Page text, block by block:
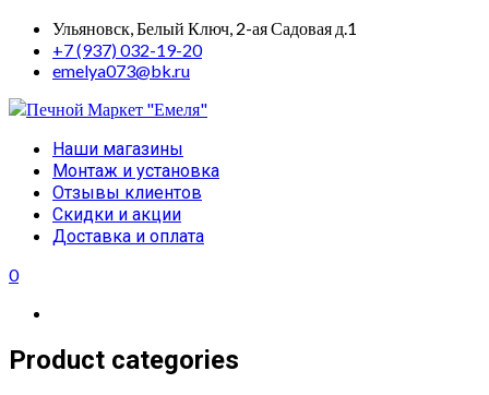
Skip
content
Ульяновск, Белый Ключ, 2-ая Садовая д.1
+7 (937) 032-19-20
emelya073@bk.ru
Primary
Menu
Наши магазины
Монтаж и установка
Отзывы клиентов
Скидки и акции
Доставка и оплата
0
Product categories